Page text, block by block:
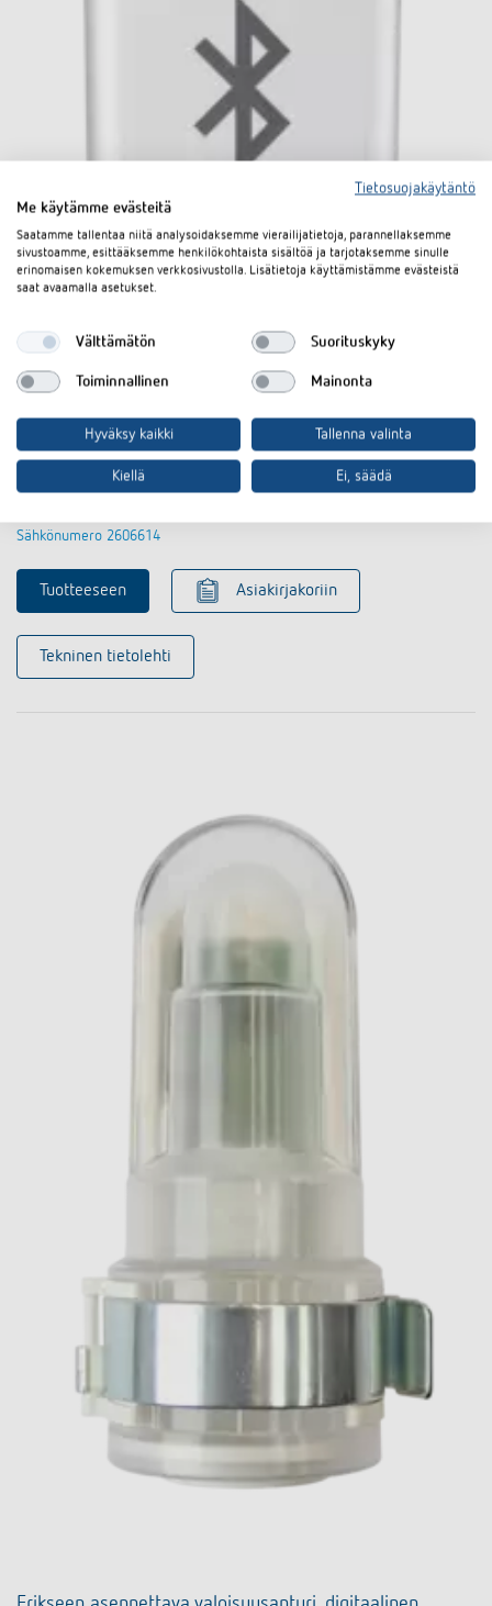
Bluetooth OBELISK top3
Tuotenro 9070130
Sähkönumero 2606614
Tuotteeseen Asiakirjakoriin
Tekninen tietolehti
Tietosuojakäytäntö
Me käytämme evästeitä
Saatamme tallentaa niitä analysoidaksemme vierailijatietoja, parannellaksemme
sivustoamme, esittääksemme henkilökohtaista sisältöä ja tarjotaksemme sinulle
erinomaisen kokemuksen verkkosivustolla. Lisätietoja käyttämistämme evästeistä
saat avaamalla asetukset.
Välttämätön Suorituskyky
Toiminnallinen Mainonta
Hyväksy kaikki Tallenna valinta
Kiellä Ei, säädä